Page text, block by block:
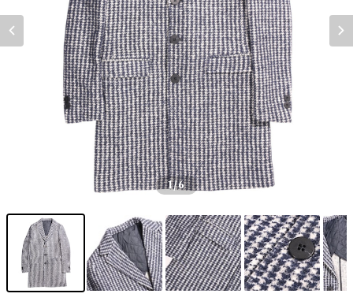
1/6